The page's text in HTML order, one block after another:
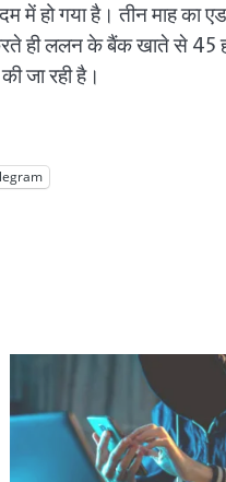
में हो गया है। तीन माह
ही ललन के बैंक खाते से 45
जा रही है।